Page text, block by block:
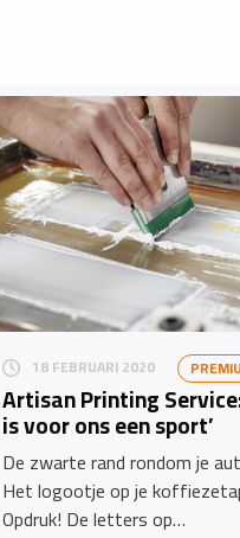
18 FEBRUARI 2020
Artisan Printing
is voor ons een sport’
De zwarte rand rondom je
Het logootje op je
Opdruk! De letters op…